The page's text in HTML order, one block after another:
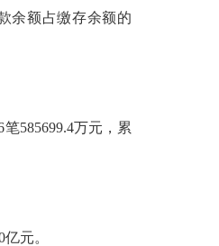
余额占缴存余额的
585699.4万元，累
元。